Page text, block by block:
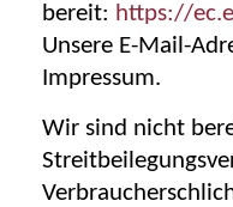
bereit: https://
Unsere E-Mail-
Impressum.
Wir sind nicht